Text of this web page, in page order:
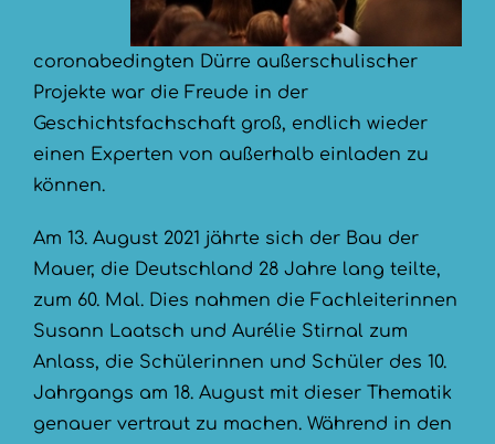
coronabedingten Dürre außerschulischer
Projekte war die Freude in der
Geschichtsfachschaft groß, endlich wieder
einen Experten von außerhalb einladen zu
können.
Am 13. August 2021 jährte sich der Bau der
Mauer, die Deutschland 28 Jahre lang teilte,
zum 60. Mal. Dies nahmen die Fachleiterinnen
Susann Laatsch und Aurélie Stirnal zum
Anlass, die Schülerinnen und Schüler des 10.
Jahrgangs am 18. August mit dieser Thematik
genauer vertraut zu machen. Während in den